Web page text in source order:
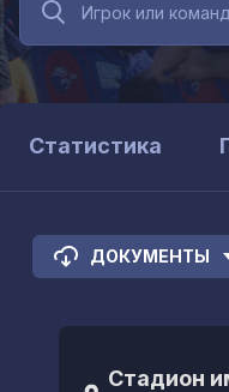
Статистика
ДОКУМЕНТЫ
Стадион